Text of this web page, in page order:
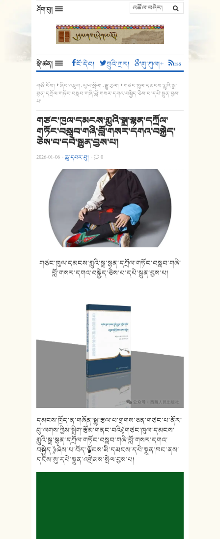
ཤོག་བུ།
སྡེ་ཚན། ངོ་དེབ། ཀྲུའི་ཀྲར། གུ་ཀུལ།+ rss
གཙོ་ངོས། ཞིབ་འཇུག,ཡུལ་སྲོལ།,སྒྱུ་རྩལ།
གཙང་ཁུལ་དམངས་གླུའི་སྒྲ་
སྙན་དཀྲོལ་གཏོང་བསླབ་གཞི་བློ་གསར་དགའ་བསྐྱེད་ཅེས་པ་དཔེ་སྐྲུན་བྱས་
པ།
གཙང་ཁུལ་དམངས་གླུའི་སྒྲ་སྙན་དཀྲོལ་
གཏོང་བསླབ་གཞི་བློ་གསར་དགའ་བསྐྱེད་
ཅེས་པ་དཔེ་སྐྲུན་བྱས་པ།
2026-01-06 ·ཆུ་དབར་བུ། · 0
གཙང་ཁུལ་དམངས་གླུའི་སྒྲ་སྙན་དཀྲོལ་གཏོང་བསླབ་གཞི་
བློ་གསར་དགའ་བསྐྱེད་ཅེས་པ་དཔེ་སྐྲུན་བྱས་པ།
དམངས་ཁྲོད་ན་གཞོན་སྒྱུ་རྩལ་པ་གྲགས་ཅན་གཙང་པ་ནོར་
བུ་ལགས་ཀྱིས་སྒྲིག་རྩོམ་གནང་བའི《གཙང་ཁུལ་དམངས་
གླུའི་སྒྲ་སྙན་དཀྲོལ་གཏོང་བསླབ་གཞི་བློ་གསར་དགའ་
བསྐྱེད 》ཞེས་པ་བོད་ལྗོངས་མི་དམངས་དཔེ་སྐྲུན་ཁང་ནས་
དངོས་སུ་དཔེ་སྐྲུན་འགྲེམས་སྤེལ་བྱས་པ།